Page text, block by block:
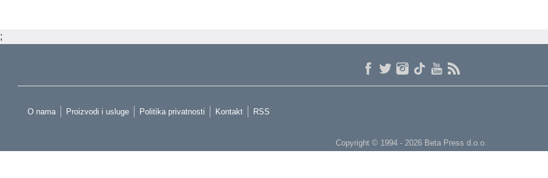
;
O nama Proizvodi i usluge Politika privatnosti Kontakt RSS
Copyright © 1994 - 2026 Beta Press d.o.o.